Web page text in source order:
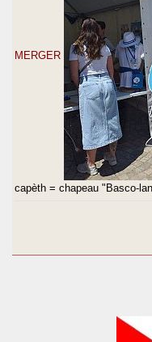
MERGER
capèth = chapeau "Basco-